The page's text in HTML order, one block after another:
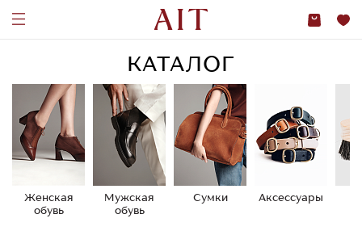
КАТАЛОГ
Женская
обувь
Мужская
обувь
Сумки Аксессуары